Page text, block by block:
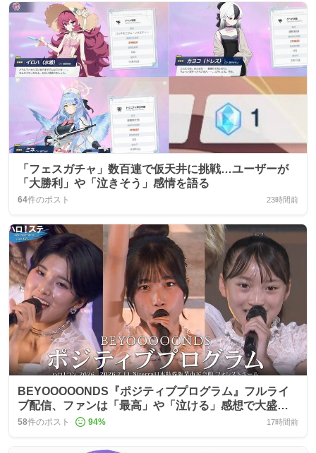
「フェスガチャ」数百連で仮天井に挑戦…ユーザーが
「大勝利」や「泣きそう」感情を語る
64件のポスト 23時間前
BEYOOOOONDS『ポジティブプログラム』フルライ
ブ配信、ファンは「最高」や「泣ける」感想で大盛り
上がり
58件のポスト 94% 17時間前